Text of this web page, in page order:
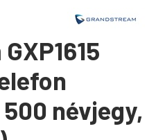
névjegy,